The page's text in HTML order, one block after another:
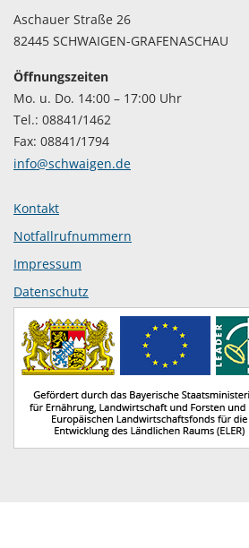
Aschauer Straße 26
82445 SCHWAIGEN-GRAFENASCHAU
Öffnungszeiten
Mo. u. Do. 14:00 – 17:00 Uhr
Tel.: 08841/1462
Fax: 08841/1794
info@schwaigen.de
Kontakt
Notfallrufnummern
Impressum
Datenschutz